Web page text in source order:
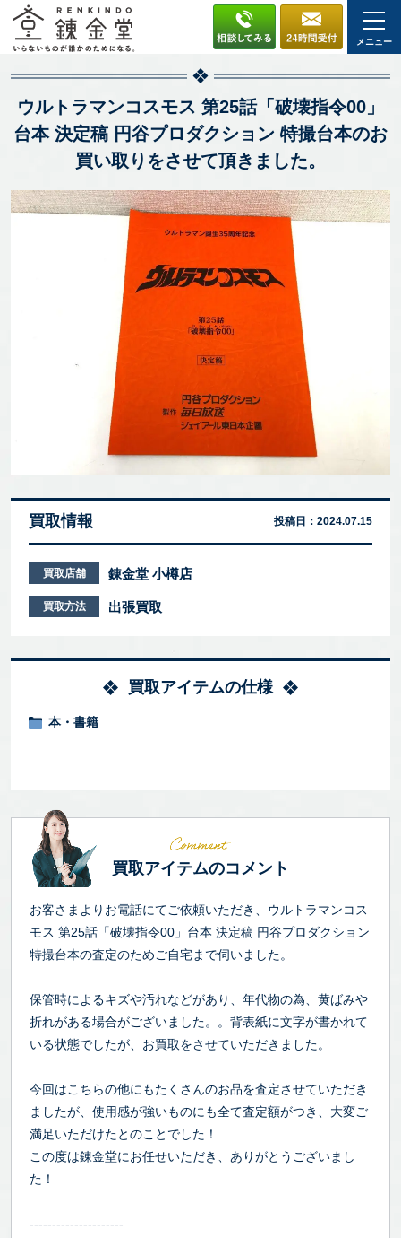
メニュー
ウルトラマンコスモス 第25話「破壊指令00」
台本 決定稿 円谷プロダクション 特撮台本のお
買い取りをさせて頂きました。
買取情報 投稿日： 2024.07.15
買取店舗 錬金堂 小樽店
買取方法 出張買取
買取アイテムの仕様
本・書籍
買取アイテムのコメント
お客さまよりお電話にてご依頼いただき、ウルトラマンコス
モス 第25話「破壊指令00」台本 決定稿 円谷プロダクション
特撮台本の査定のためご自宅まで伺いました。
保管時によるキズや汚れなどがあり、年代物の為、黄ばみや
折れがある場合がございました。。背表紙に文字が書かれて
いる状態でしたが、お買取をさせていただきました。
今回はこちらの他にもたくさんのお品を査定させていただき
ましたが、使用感が強いものにも全て査定額がつき、大変ご
満足いただけたとのことでした！
この度は錬金堂にお任せいただき、ありがとうございまし
た！
---------------------